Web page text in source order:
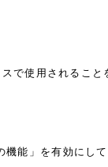
で使用されるこ
機能」を有効に